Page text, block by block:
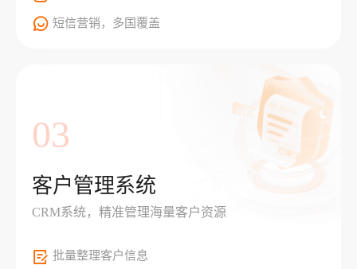
短信营销，多国覆盖
03
客户管理系统
CRM系统，精准管理海量客户资源
批量整理客户信息